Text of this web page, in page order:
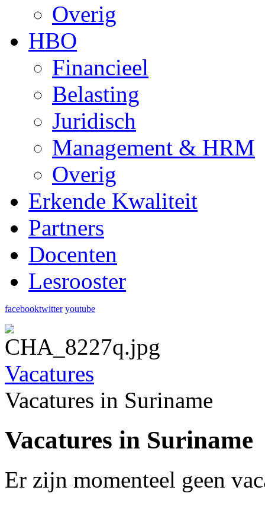
Overig
HBO
Financieel
Belasting
Juridisch
Management & HRM
Overig
Erkende Kwaliteit
Partners
Docenten
Lesrooster
facebooktwitter youtube
Vacatures
Vacatures in Suriname
Vacatures in Suriname
Er zijn momenteel geen